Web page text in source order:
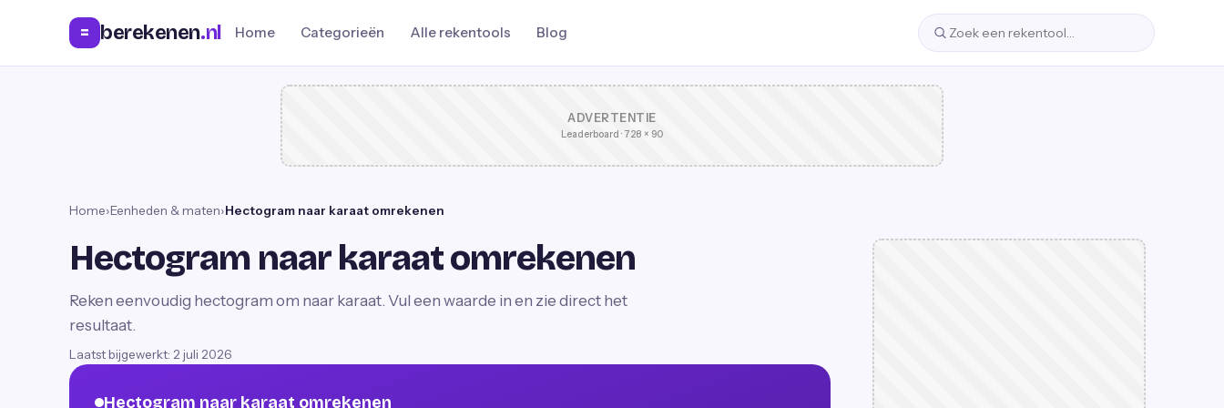
= berekenen.nl Home Categorieën Alle rekentools Blog
ADVERTENTIE
Leaderboard · 728 × 90
Home›Eenheden & maten›Hectogram naar karaat omrekenen
Hectogram naar karaat omrekenen
Reken eenvoudig hectogram om naar karaat. Vul een waarde in en zie direct het
resultaat.
Laatst bijgewerkt: 2 juli 2026
Hectogram naar karaat omrekenen